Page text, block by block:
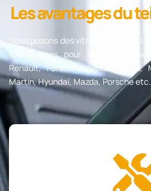
Les avantages du
Nous posons des vitres teintées à
Rhône-Alpes pour tous les
Renault, Ford, Peugeot, Citroen,
Martin, Hyundai, Mazda, Porsche etc.